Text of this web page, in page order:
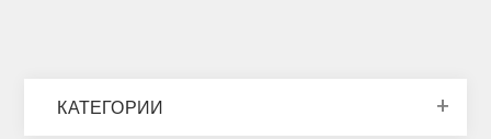
КАТЕГОРИИ